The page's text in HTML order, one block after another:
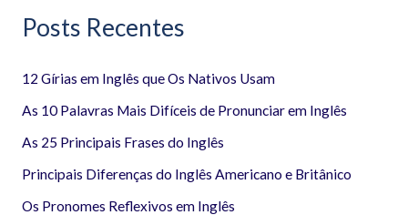
u
s
a
r
Posts Recentes
12 Gírias em Inglês que Os Nativos Usam
As 10 Palavras Mais Difíceis de Pronunciar em Inglês
As 25 Principais Frases do Inglês
Principais Diferenças do Inglês Americano e Britânico
Os Pronomes Reflexivos em Inglês